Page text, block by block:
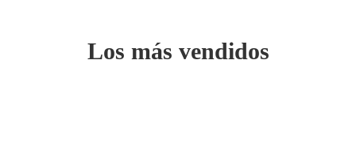
Los más vendidos